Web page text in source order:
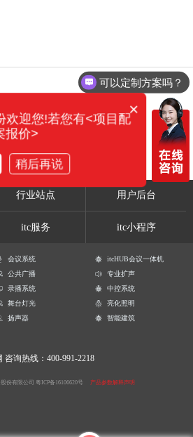
行业站点 用户后台
itc服务 itc小程序
会议系统
itcHUB会议一体机
公共广播
专业扩声
录播系统
中控系统
舞台灯光
亮化照明
扬声器
智能建筑
咨询热线：400-991-2218
份有限公司 粤ICP备16106620号 产品参数解释声明
可以定制方案吗？
×
欢迎您!若您有<项目配
报价>
稍后再说